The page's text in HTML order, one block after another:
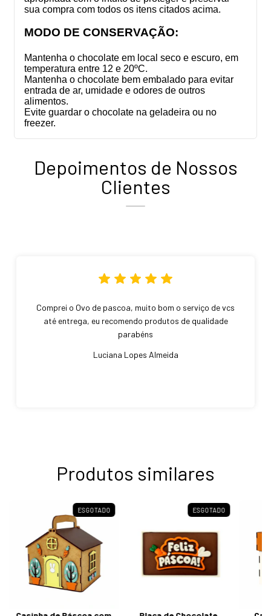
sua compra com todos os itens citados acima.
MODO DE CONSERVAÇÃO:
Mantenha o chocolate em local seco e escuro, em
temperatura entre 12 e 20ºC.
Mantenha o chocolate bem embalado para evitar
entrada de ar, umidade e odores de outros
alimentos.
Evite guardar o chocolate na geladeira ou no
freezer.
Depoimentos de Nossos
Clientes
Comprei o Ovo de pascoa, muito bom o serviço de vcs
até entrega, eu recomendo produtos de qualidade
parabéns
Luciana Lopes Almeida
Produtos similares
ESGOTADO ESGOTADO